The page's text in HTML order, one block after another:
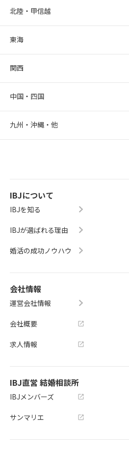
北陸・甲信越
東海
関西
中国・四国
九州・沖縄・他
IBJについて
IBJを知る
IBJが選ばれる理由
婚活の成功ノウハウ
会社情報
運営会社情報
会社概要
求人情報
IBJ直営 結婚相談所
IBJメンバーズ
サンマリエ